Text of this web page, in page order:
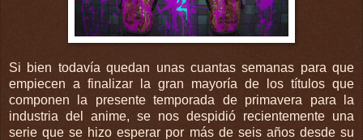
Si bien todavía quedan unas cuantas semanas para que
empiecen a finalizar la gran mayoría de los títulos que
componen la presente temporada de primavera para la
industria del anime, se nos despidió recientemente una
serie que se hizo esperar por más de seis años desde su